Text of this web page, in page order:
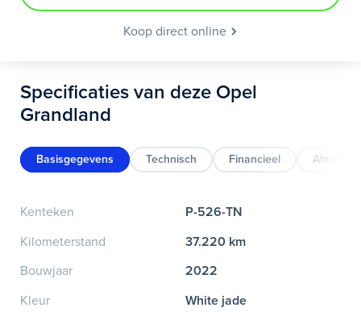
Koop direct online
Specificaties van deze Opel
Grandland
Basisgegevens Technisch Financieel
Kenteken
P-526-TN
Kilometerstand
37.220 km
Bouwjaar
2022
Kleur
White jade